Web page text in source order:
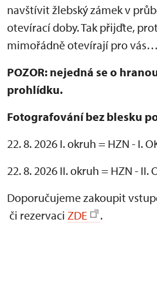
navštívit žlebský zámek v
otevírací doby. Tak přijďte,
mimořádně otevírají pro vás…
POZOR: nejedná se o
prohlídku.
Fotografování bez blesku
22. 8. 2026 I. okruh = HZN - I.
22. 8. 2026 II. okruh = HZN - II.
Doporučujeme zakoupit
či rezervaci ZDE .